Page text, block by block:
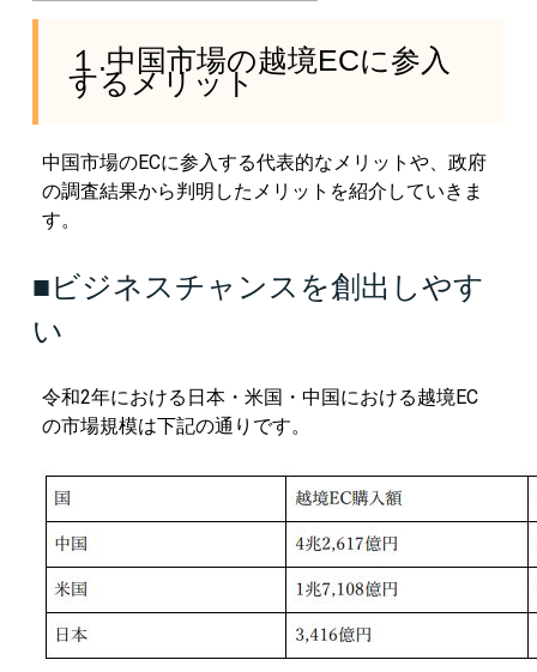
１.中国市場の越境ECに参入
するメリット
中国市場のECに参入する代表的なメリットや、政府
の調査結果から判明したメリットを紹介していきま
す。
■ビジネスチャンスを創出しやす
い
令和2年における日本・米国・中国における越境EC
の市場規模は下記の通りです。